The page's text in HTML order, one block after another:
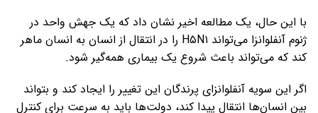
با این حال، یک مطالعه اخیر نشان داد که یک جهش واحد در
ژنوم آنفلوانزا می‌تواند H۵N۱ را در انتقال از انسان به انسان ماهر
کند که می‌تواند باعث شروع یک بیماری همه‌گیر شود.
اگر این سویه آنفلوانزای پرندگان این تغییر را ایجاد کند و بتواند
بین انسان‌ها انتقال پیدا کند، دولت‌ها باید به سرعت برای کنترل